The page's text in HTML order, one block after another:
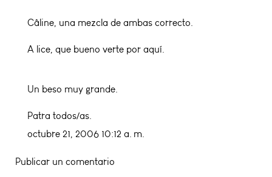
Câline, una mezcla de ambas correcto.
A lice, que bueno verte por aquí.
Un beso muy grande.
Patra todos/as.
octubre 21, 2006 10:12 a. m.
Publicar un comentario